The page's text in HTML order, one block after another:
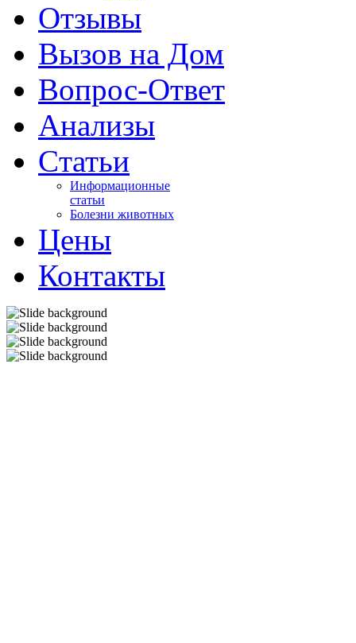
Отзывы
Вызов на Дом
Вопрос-Ответ
Анализы
Cтатьи
Информационные
статьи
Болезни животных
Цены
Контакты